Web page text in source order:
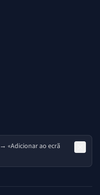
«Adicionar ao ecrã